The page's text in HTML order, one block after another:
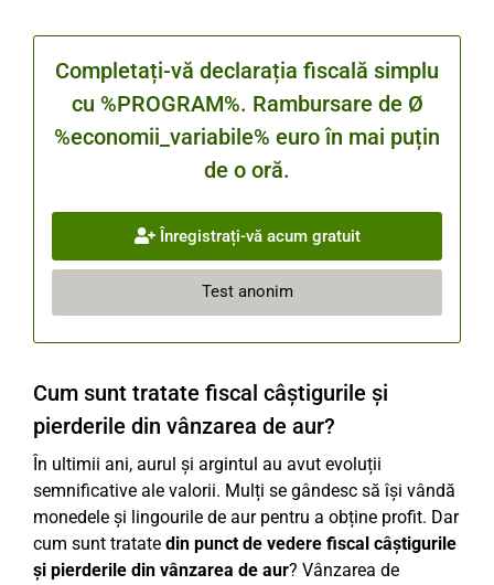
Completați-vă declarația fiscală simplu
cu %PROGRAM%. Rambursare de Ø
%economii_variabile% euro în mai puțin
de o oră.
Înregistrați-vă acum gratuit
Test anonim
Cum sunt tratate fiscal câștigurile și
pierderile din vânzarea de aur?
În ultimii ani, aurul și argintul au avut evoluții
semnificative ale valorii. Mulți se gândesc să își vândă
monedele și lingourile de aur pentru a obține profit. Dar
cum sunt tratate din punct de vedere fiscal câștigurile
și pierderile din vânzarea de aur? Vânzarea de